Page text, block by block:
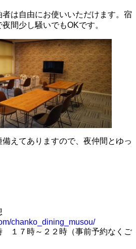
は自由にお使いいただけます。宿
間少し騒いでもOKです。
えてありますので、夜仲間とゆっ
chanko_dining_musou/
１７時～２２時（事前予約なくご